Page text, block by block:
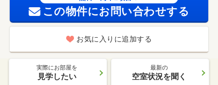
この物件にお問い合わせする
お気に入りに追加する
実際にお部屋を
見学したい
最新の
空室状況を聞く